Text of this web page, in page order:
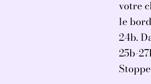
votre
le bord
24b.
25b-